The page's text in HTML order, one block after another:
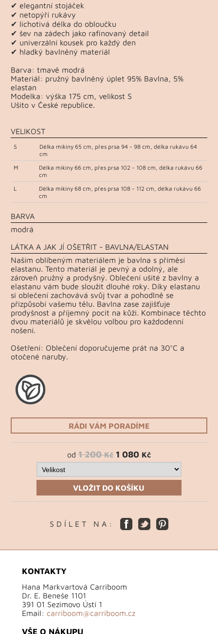
✔ elegantní stojáček
✔ netopýří rukávy
✔ lichotivá délka do obloučku
✔ šev na zádech jako rafinovaný detail
✔ univerzální kousek pro každý den
✔ hladký bavlněný materiál
Barva: tmavě modrá
Materiál: pružný bavlněný úplet 95% Bavlna, 5%
elastan
Modelka: výška 175 cm, velikost S
Ušito v České republice.
VELIKOST
S
Délka mikiny 65 cm, přes prsa 94 - 98 cm, délka rukávu 64
cm
M
Délka mikiny 66 cm, přes prsa 102 - 108 cm, délka rukávu 66
cm
L
Délka mikiny 68 cm, přes prsa 108 - 112 cm, délka rukávu 66
cm
BARVA
modrá
LÁTKA A JAK JÍ OŠETŘIT - BAVLNA/ELASTAN
Naším oblíbeným materiálem je bavlna s příměsí
elastanu. Tento materiál je pevný a odolný, ale
zároveň pružný a prodyšný. Oblečení ušité z bavlny a
elastanu vám bude sloužit dlouhé roky. Díky elastanu
si oblečení zachovává svůj tvar a pohodlně se
přizpůsobí vašemu tělu. Bavlna zase zajišťuje
prodyšnost a příjemný pocit na kůži. Kombinace těchto
dvou materiálů je skvělou volbou pro každodenní
nošení.
Ošetření: Oblečení doporučujeme prát na 30°C a
otočené naruby.
RÁDI VÁM PORADÍME
od 1 200 Kč 1 080 Kč
VLOŽIT DO KOŠÍKU
S D Í L E T N A :
KONTAKTY
Hana Markvartová Carriboom
Dr. E. Beneše 1101
391 01 Sezimovo Ústí 1
Email: carriboom@carriboom.cz
VŠE O NÁKUPU